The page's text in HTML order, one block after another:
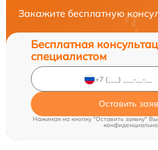
Закажите бесплатную
Бесплатная
специалистом
Оставить
Нажимая на кнопку "Оставить заявку"